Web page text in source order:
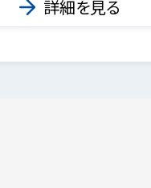
詳細を見る